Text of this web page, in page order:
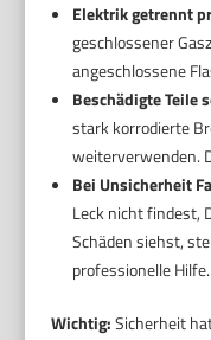
Elektrik getrennt
geschlossener
angeschlossene
Beschädigte Teile
stark korrodierte
weiterverwenden.
Bei Unsicherheit
Leck nicht findest,
Schäden siehst,
professionelle Hilfe.
Wichtig:Sicherheit